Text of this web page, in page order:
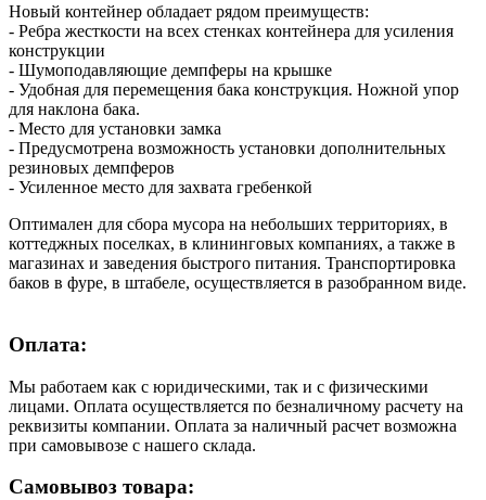
Новый контейнер обладает рядом преимуществ:
- Ребра жесткости на всех стенках контейнера для усиления
конструкции
- Шумоподавляющие демпферы на крышке
- Удобная для перемещения бака конструкция. Ножной упор
для наклона бака.
- Место для установки замка
- Предусмотрена возможность установки дополнительных
резиновых демпферов
- Усиленное место для захвата гребенкой
Оптимален для сбора мусора на небольших территориях, в
коттеджных поселках, в клининговых компаниях, а также в
магазинах и заведения быстрого питания. Транспортировка
баков в фуре, в штабеле, осуществляется в разобранном виде.
Оплата:
Мы работаем как с юридическими, так и с физическими
лицами. Оплата осуществляется по безналичному расчету на
реквизиты компании. Оплата за наличный расчет возможна
при самовывозе с нашего склада.
Самовывоз товара: